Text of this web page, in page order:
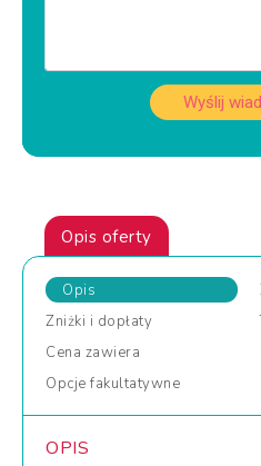
Wyślij
Opis oferty
Opis
Zniżki i dopłaty
Cena zawiera
Opcje fakultatywne
OPIS